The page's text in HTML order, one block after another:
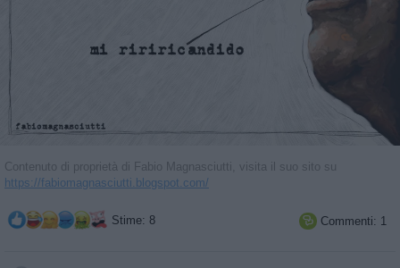
Contenuto di proprietà di Fabio Magnasciutti, visita il suo sito su
https://fabiomagnasciutti.blogspot.com/
Stime: 8  Commenti: 1